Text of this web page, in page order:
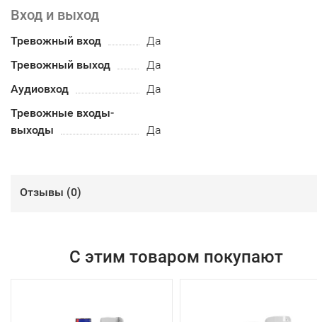
Вход и выход
Тревожный вход
Да
Тревожный выход
Да
Аудиовход
Да
Тревожные входы-
выходы
Да
Отзывы (0)
С этим товаром покупают